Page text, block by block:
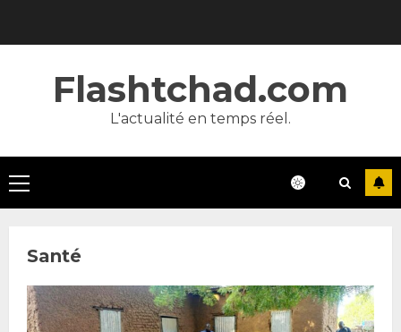
Flashtchad.com
L'actualité en temps réel.
Primary
Menu
Santé